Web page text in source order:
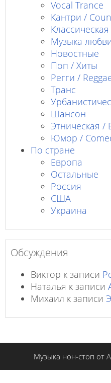
Vocal Trance
Кантри /
Музыка
Новостные
Поп / Хиты
Регги /
Транс
Шансон
Этническая /
Юмор /
По стране
Европа
Остальные
Россия
США
Украина
Обсуждения
Виктор к записи
Наталья к записи
Михаил к записи
Музыка нон-стоп от